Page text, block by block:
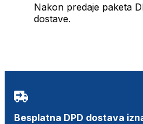
Nakon predaje paketa
dostave.
Besplatna DPD dostava